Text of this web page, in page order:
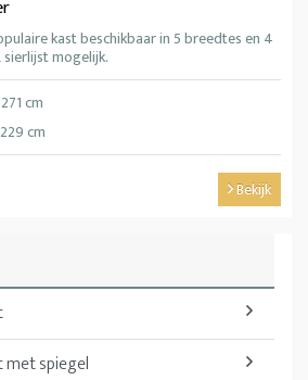
kast beschikbaar in 5 breedtes en 4
sierlijst mogelijk.
cm
cm
Bekijk
spiegel